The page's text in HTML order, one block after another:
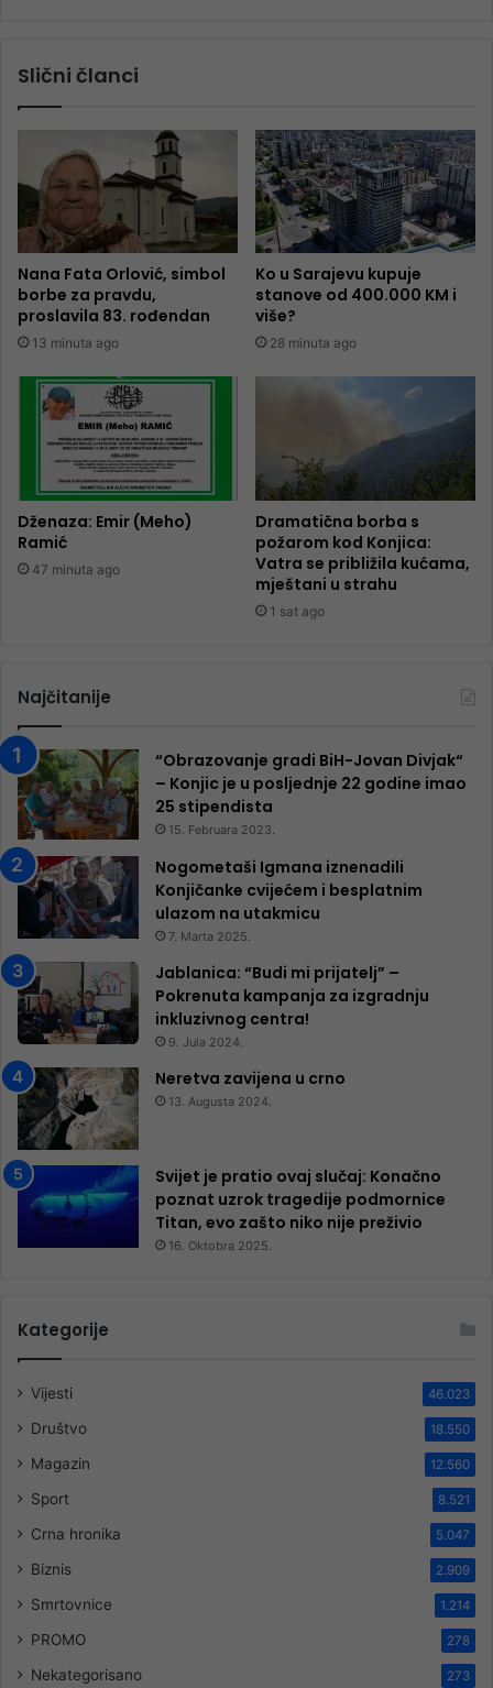
Slični članci
Nana Fata Orlović, simbol
borbe za pravdu,
proslavila 83. rođendan
13 minuta ago
Ko u Sarajevu kupuje
stanove od 400.000 KM i
više?
28 minuta ago
Dženaza: Emir (Meho)
Ramić
47 minuta ago
Dramatična borba s
požarom kod Konjica:
Vatra se približila kućama,
mještani u strahu
1 sat ago
Najčitanije
“Obrazovanje gradi BiH-Jovan Divjak“
– Konjic je u posljednje 22 godine imao
25 ​​stipendista
15. Februara 2023.
Nogometaši Igmana iznenadili
Konjičanke cvijećem i besplatnim
ulazom na utakmicu
7. Marta 2025.
Jablanica: “Budi mi prijatelj” –
Pokrenuta kampanja za izgradnju
inkluzivnog centra!
9. Jula 2024.
Neretva zavijena u crno
13. Augusta 2024.
Svijet je pratio ovaj slučaj: Konačno
poznat uzrok tragedije podmornice
Titan, evo zašto niko nije preživio
16. Oktobra 2025.
Kategorije
Vijesti 46.023
Društvo 18.550
Magazin 12.560
Sport 8.521
Crna hronika 5.047
Biznis 2.909
Smrtovnice 1.214
PROMO 278
Nekategorisano 273